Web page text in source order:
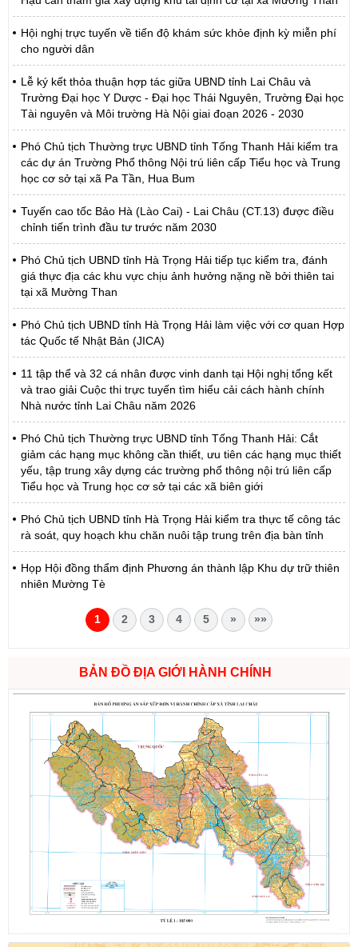
Hội nghị trực tuyến về tiến độ khám sức khỏe định kỳ miễn phí
cho người dân
Lễ ký kết thỏa thuận hợp tác giữa UBND tỉnh Lai Châu và
Trường Đại học Y Dược - Đại học Thái Nguyên, Trường Đại học
Tài nguyên và Môi trường Hà Nội giai đoạn 2026 - 2030
Phó Chủ tịch Thường trực UBND tỉnh Tống Thanh Hải kiểm tra
các dự án Trường Phổ thông Nội trú liên cấp Tiểu học và Trung
học cơ sở tại xã Pa Tần, Hua Bum
Tuyến cao tốc Bảo Hà (Lào Cai) - Lai Châu (CT.13) được điều
chỉnh tiến trình đầu tư trước năm 2030
Phó Chủ tịch UBND tỉnh Hà Trọng Hải tiếp tục kiểm tra, đánh
giá thực địa các khu vực chịu ảnh hưởng nặng nề bởi thiên tai
tại xã Mường Than
Phó Chủ tịch UBND tỉnh Hà Trọng Hải làm việc với cơ quan Hợp
tác Quốc tế Nhật Bản (JICA)
11 tập thể và 32 cá nhân được vinh danh tại Hội nghị tổng kết
và trao giải Cuộc thi trực tuyến tìm hiểu cải cách hành chính
Nhà nước tỉnh Lai Châu năm 2026
Phó Chủ tịch Thường trực UBND tỉnh Tống Thanh Hải: Cắt
giảm các hạng mục không cần thiết, ưu tiên các hạng mục thiết
yếu, tập trung xây dựng các trường phổ thông nội trú liên cấp
Tiểu học và Trung học cơ sở tại các xã biên giới
Phó Chủ tịch UBND tỉnh Hà Trọng Hải kiểm tra thực tế công tác
rà soát, quy hoạch khu chăn nuôi tập trung trên địa bàn tỉnh
Họp Hội đồng thẩm định Phương án thành lập Khu dự trữ thiên
nhiên Mường Tè
1 2 3 4 5 » »»
BẢN ĐỒ ĐỊA GIỚI HÀNH CHÍNH